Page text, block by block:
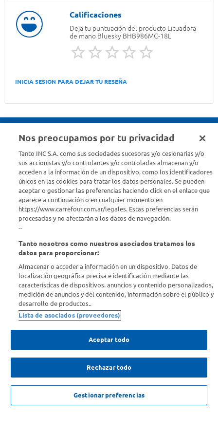
NO DISPONIBLE
Deja tu puntuación del producto Licuadora
de mano Bluesky BHB986MC-18L
INICIA SESION PARA DEJAR TU RESEÑA
Estamos para ayudarte
¿Tenés una consulta? Comunicate con nosotros acá
Descubrí Carrefour
Conocenos
Info útil
Comprá Online
Dejanos tu mail para recibir todas las ofertas y promociones antes
Nos preocupamos por tu privacidad
Tanto INC S.A. como sus sociedades sucesoras y/o cesionarias y/o
sus accionistas y/o controlantes y/o controladas almacenan y/o
acceden a la información de un dispositivo, como los identificadores
únicos en las cookies para tratar los datos personales. Se pueden
aceptar o gestionar las preferencias haciendo click en el enlace que
aparece a continuación o en cualquier momento en
https://www.carrefour.com.ar/legales. Estas preferencias serán
procesadas y no afectarán a los datos de navegación.
--
Tanto nosotros como nuestros asociados tratamos los
datos para proporcionar:
Almacenar o acceder a información en un dispositivo. Datos de
localización geográfica precisa e identificación mediante las
características de dispositivos. anuncios y contenido personalizados,
medición de anuncios y del contenido, información sobre el público y
desarrollo de productos..
Lista de asociados (proveedores)
Aceptar todo
Rechazar todo
Gestionar preferencias